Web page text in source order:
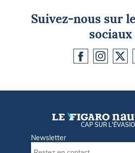
Suivez-nous sur
sociaux
CAP SUR
Newsletter